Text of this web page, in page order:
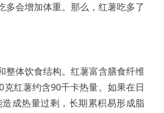
多会增加体重。那么，红薯吃多了
整体饮食结构。红薯富含膳食纤维
红薯约含90千卡热量。如果在日
成热量过剩，长期累积易形成脂